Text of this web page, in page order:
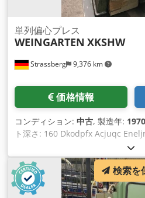
Strassberg 9,376 km
単列偏心プレス
WEINGARTEN XKSHW
価格情報
コンディション: 中古, 製造年: 1970
ト深さ: 160 Dkodpfx Acjuqc
20 - 45 mm スライド調整: 10 / 60
ーク、トップ調整)：220 mm テ
プランジャー把持面 約: 250 x
- 240 min-1 所要電力： 4 kW 寸法
2,000 mm 機械重量 約2.67トン 標
検索を